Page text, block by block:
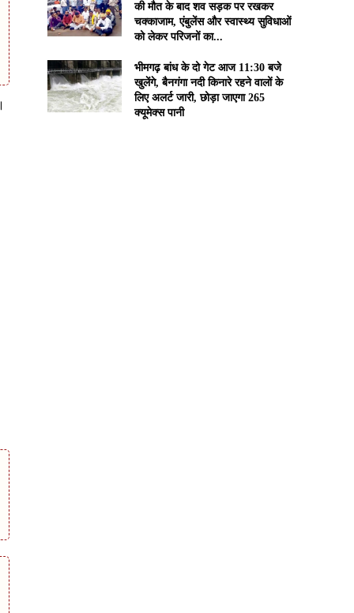
की मौत के बाद शव सड़क पर रखकर
चक्काजाम, एंबुलेंस और स्वास्थ्य सुविधाओं
को लेकर परिजनों का...
भीमगढ़ बांध के दो गेट आज 11:30 बजे
खुलेंगे, बैनगंगा नदी किनारे रहने वालों के
लिए अलर्ट जारी, छोड़ा जाएगा 265
क्यूमेक्स पानी